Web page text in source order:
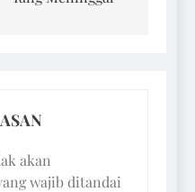
akan
wajib ditandai